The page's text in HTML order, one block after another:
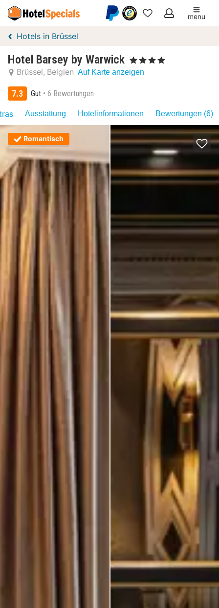
Meine
menu
Hotels in Brüssel
Hotel Barsey by Warwick , 4 Sterne
Brüssel Belgien Auf Karte anzeigen
7.3 Gut 6 Bewertungen
Ausstattung Hotelinformationen Bewertungen (6)
Romantisch